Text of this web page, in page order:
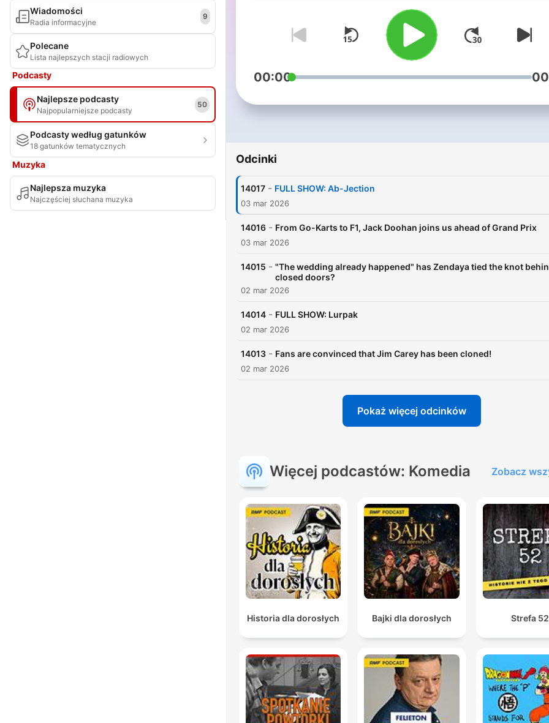
Wiadomości
Radia informacyjne
9
Polecane
Lista najlepszych stacji radiowych
Podcasty
Najlepsze podcasty
Najpopularniejsze podcasty
50
Podcasty według gatunków
18 gatunków tematycznych
Muzyka
Najlepsza muzyka
Najczęściej słuchana muzyka
00:00
Odcinki
14017 - FULL SHOW: Ab-Jection
03 mar 2026
14016 - From Go-Karts to F1, Jack Doohan joins us ahead of Grand Prix
03 mar 2026
14015 - "The wedding already happened" has Zendaya tied the knot
closed doors?
02 mar 2026
14014 - FULL SHOW: Lurpak
02 mar 2026
14013 - Fans are convinced that Jim Carey has been cloned!
02 mar 2026
Pokaż więcej odcinków
Więcej podcastów: Komedia Zobacz
Historia dla dorosłych Bajki dla dorosłych Strefa 52